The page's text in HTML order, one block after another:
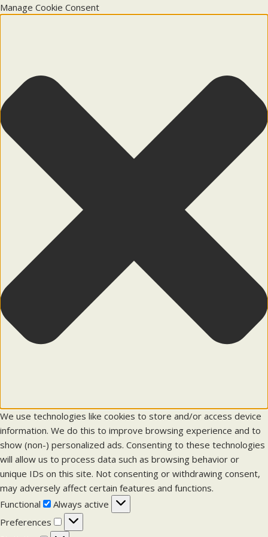
Manage Cookie Consent
We use technologies like cookies to store and/or access device
information. We do this to improve browsing experience and to
show (non-) personalized ads. Consenting to these technologies
will allow us to process data such as browsing behavior or
unique IDs on this site. Not consenting or withdrawing consent,
may adversely affect certain features and functions.
Functional
F
u
n
Always active
Preferences
P
r